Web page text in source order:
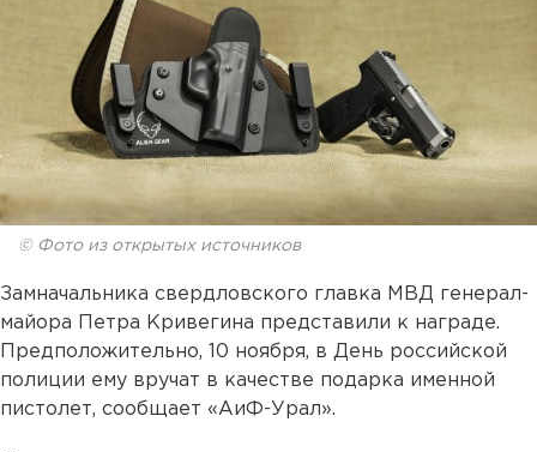
© Фото из открытых источников
Замначальника свердловского главка МВД генерал-
майора Петра Кривегина представили к награде.
Предположительно, 10 ноября, в День российской
полиции ему вручат в качестве подарка именной
пистолет, сообщает «АиФ-Урал».